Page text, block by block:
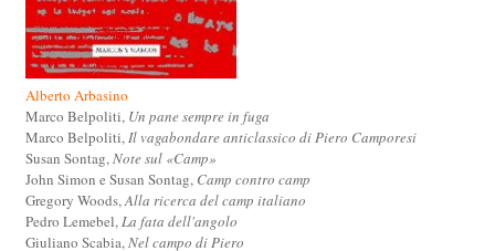
Alberto Arbasino
Marco Belpoliti, Un pane sempre in fuga
Marco Belpoliti,Il vagabondare anticlassico di Piero Camporesi
Susan Sontag,Note sul «Camp»
John Simon e Susan Sontag, Camp contro camp
Gregory Woods,Alla ricerca del camp italiano
Pedro Lemebel,La fata dell'angolo
Giuliano Scabia,Nel campo di Piero